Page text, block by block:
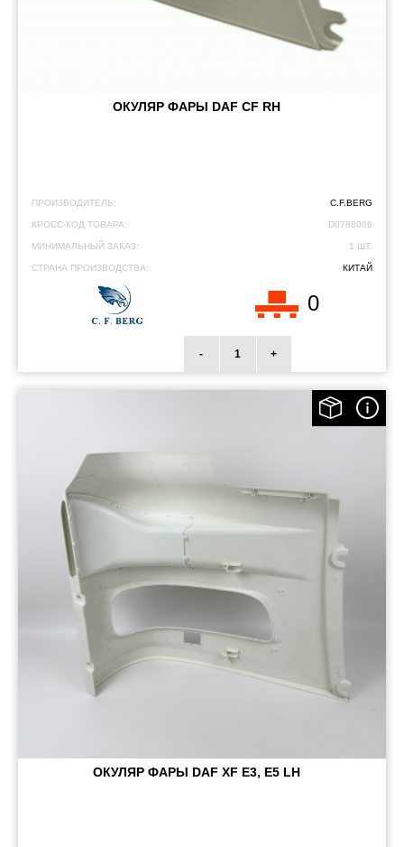
ОКУЛЯР ФАРЫ DAF CF RH
ПРОИЗВОДИТЕЛЬ: C.F.BERG
КРОСС-КОД ТОВАРА: D0788006
МИНИМАЛЬНЫЙ ЗАКАЗ: 1 ШТ.
СТРАНА ПРОИЗВОДСТВА: КИТАЙ
0
- +
ОКУЛЯР ФАРЫ DAF XF E3, E5 LH